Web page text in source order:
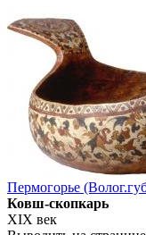
Пермогорье
Ковш-скопкарь
XIX век